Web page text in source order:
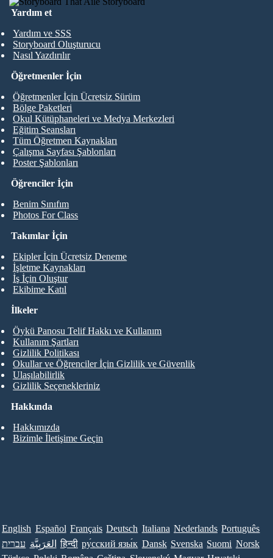
Yardım et
Yardım ve SSS
Storyboard Oluşturucu
Nasıl Yazdırılır
Öğrenciler İçin
Benim Sınıfım
Photos For Class
Öğretmenler İçin
Öğretmenler İçin Ücretsiz Sürüm
Bölge Paketleri
Okul Kütüphaneleri ve Medya Merkezleri
Eğitim Seansları
Tüm Öğretmen Kaynakları
Çalışma Sayfası Şablonları
Poster Şablonları
Takımlar İçin
Ekipler İçin Ücretsiz Deneme
İşletme Kaynakları
İş İçin Oluştur
Ekibime Katıl
Hakkında
Hakkımızda
Bizimle İletişime Geçin
İlkeler
Öykü Panosu Telif Hakkı ve Kullanım
Kullanım Şartları
Gizlilik Politikası
Okullar ve Öğrenciler İçin Gizlilik ve Güvenlik
Ulaşılabilirlik
Gizlilik Seçenekleriniz
English Español Français Deutsch Italiana Nederlands Português
עברית العَرَبِيَّة हिन्दी ру́сский язы́к Dansk Svenska Suomi Norsk